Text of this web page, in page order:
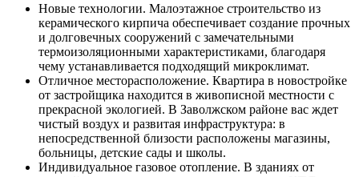
Новые технологии. Малоэтажное строительство из
керамического кирпича обеспечивает создание прочных
и долговечных сооружений с замечательными
термоизоляционными характеристиками, благодаря
чему устанавливается подходящий микроклимат.
Отличное месторасположение. Квартира в новостройке
от застройщика находится в живописной местности с
прекрасной экологией. В Заволжском районе вас ждет
чистый воздух и развитая инфраструктура: в
непосредственной близости расположены магазины,
больницы, детские сады и школы.
Индивидуальное газовое отопление. В зданиях от